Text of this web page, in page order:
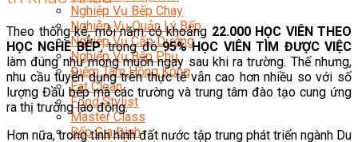
Nghiệp Vụ Bếp Chay
Nghiệp Vụ Quản Lý Bếp
Nghiệp Vụ Cấp Dưỡng
Nghiệp Vụ Bếp Phụ
Điểm Tâm Hồng Kông
Eat Clean
Food Stylist
Master Class
Bếp Gia Đình
Theo thống kê, mỗi năm có khoảng 22.000 HỌC VIÊN THEO
HỌC NGHỀ BẾP, trong đó95% HỌC VIÊN TÌM ĐƯỢC VIỆC
làm đúng như mong muốn ngay sau khi ra trường. Thế nhưng,
nhu cầu tuyển dụng trên thực tế vẫn cao hơn nhiều so với số
lượng Đầu bếp mà các trường và trung tâm đào tạo cung ứng
ra thị trường lao động.
Hơn nữa, trong tình hình đất nước tập trung phát triển ngành Du